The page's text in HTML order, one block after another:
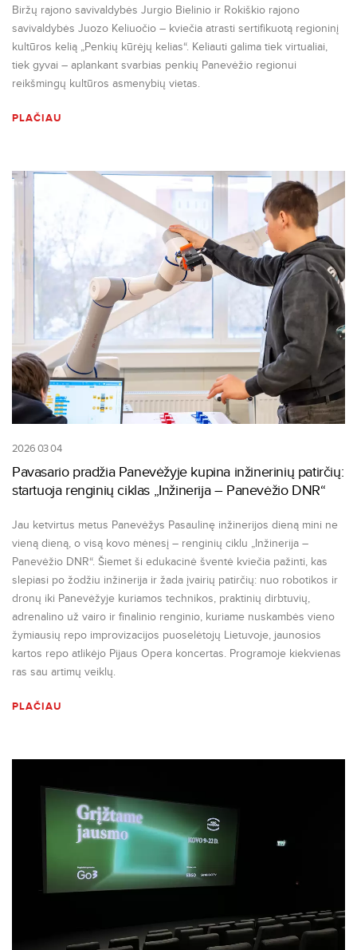
Biržų rajono savivaldybės Jurgio Bielinio ir Rokiškio rajono
savivaldybės Juozo Keliuočio – kviečia atrasti sertifikuotą regioninį
kultūros kelią „Penkių kūrėjų kelias“. Keliauti galima tiek virtualiai,
tiek gyvai – aplankant svarbias penkių Panevėžio regionui
reikšmingų kultūros asmenybių vietas.
PLAČIAU
2026 03 04
Pavasario pradžia Panevėžyje kupina inžinerinių patirčių:
startuoja renginių ciklas „Inžinerija – Panevėžio DNR“
Jau ketvirtus metus Panevėžys Pasaulinę inžinerijos dieną mini ne
vieną dieną, o visą kovo mėnesį – renginių ciklu „Inžinerija –
Panevėžio DNR“. Šiemet ši edukacinė šventė kviečia pažinti, kas
slepiasi po žodžiu inžinerija ir žada įvairių patirčių: nuo robotikos ir
dronų iki Panevėžyje kuriamos technikos, praktinių dirbtuvių,
adrenalino už vairo ir finalinio renginio, kuriame nuskambės vieno
žymiausių repo improvizacijos puoselėtojų Lietuvoje, jaunosios
kartos repo atlikėjo Pijaus Opera koncertas. Programoje kiekvienas
ras sau artimų veiklų.
PLAČIAU